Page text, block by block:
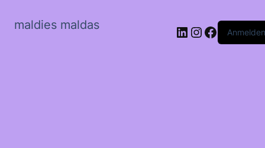
maldies maldas LinkedIn
Instagram
Anmelden